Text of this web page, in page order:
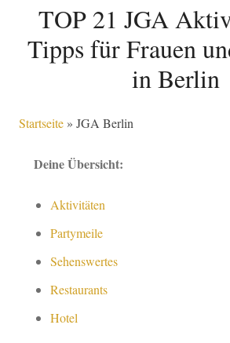
TOP 21 JGA
Tipps für Frauen
in Berlin
Startseite » JGA Berlin
Deine Übersicht:
Aktivitäten
Partymeile
Sehenswertes
Restaurants
Hotel